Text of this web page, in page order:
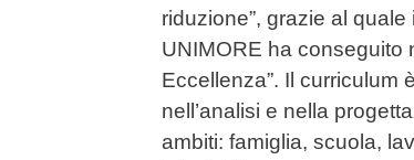
riduzione”, grazie al
UNIMORE ha conseguito
Eccellenza”. Il curriculum
nell’analisi e nella
ambiti: famiglia, scuola,